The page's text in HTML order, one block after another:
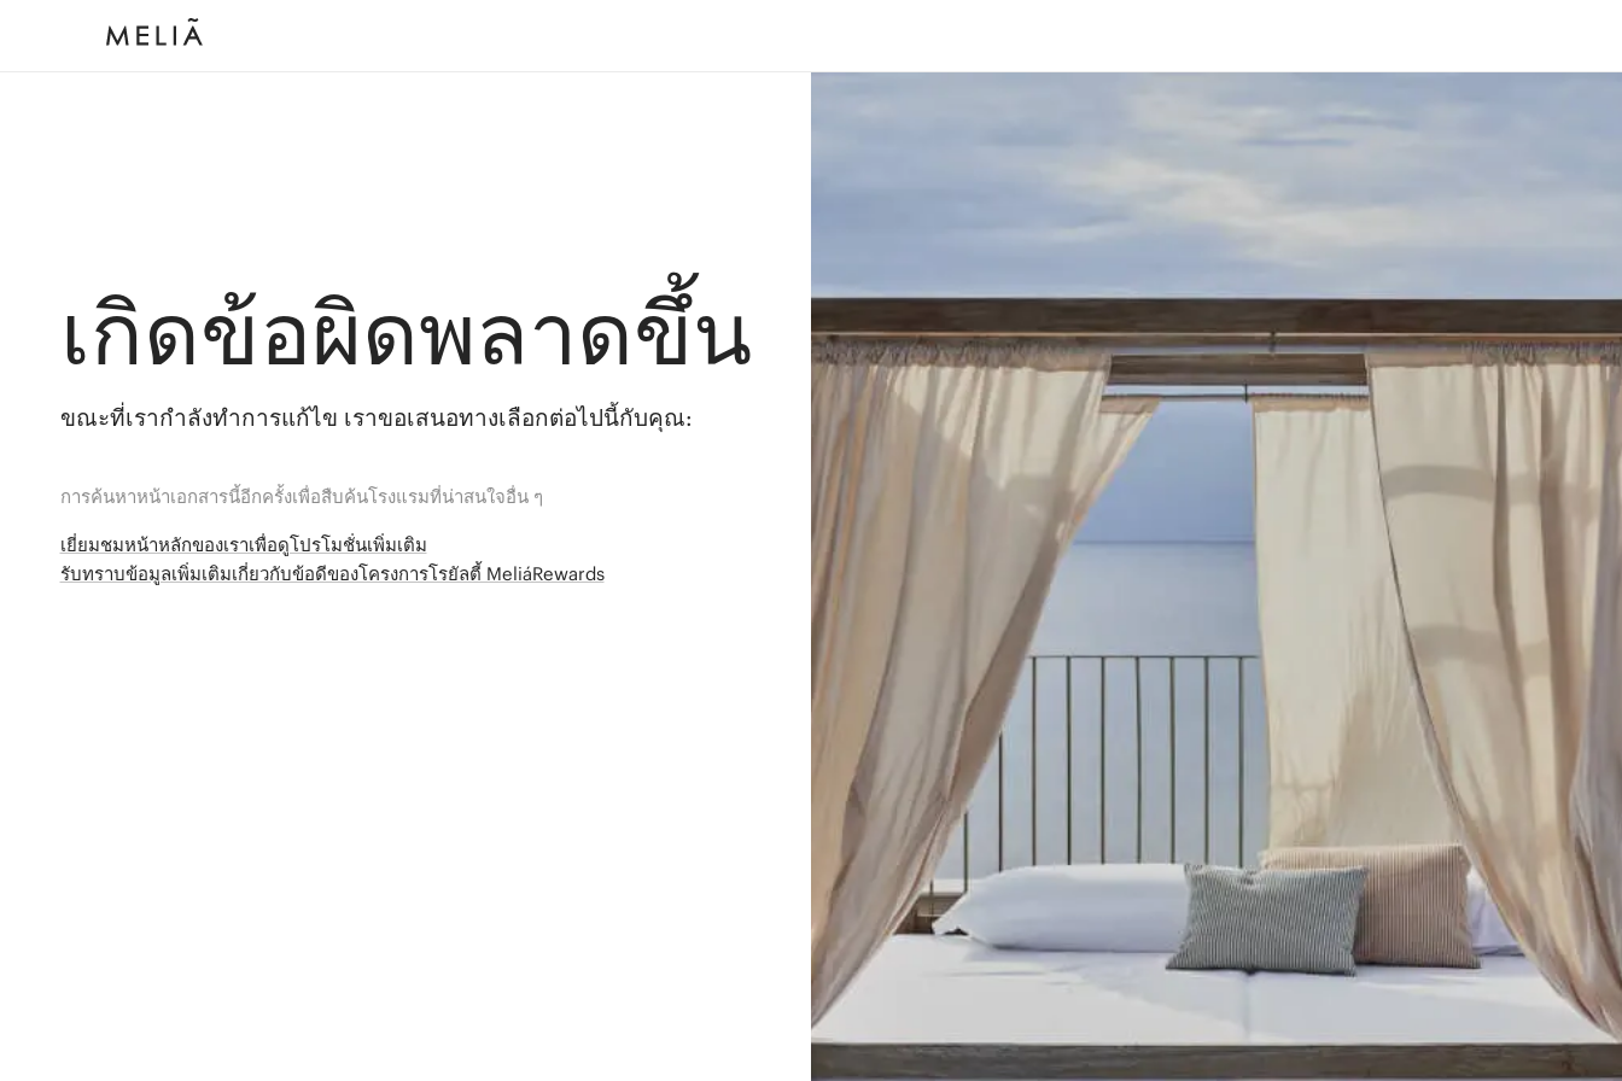
เกิดข้อผิดพลาดขึ้น
ขณะที่เรากำลังทำการแก้ไข เราขอเสนอทางเลือกต่อไปนี้กับคุณ:
การค้นหาหน้าเอกสารนี้อีกครั้งเพื่อสืบค้นโรงแรมที่น่าสนใจอื่น ๆ
เยี่ยมชมหน้าหลักของเราเพื่อดูโปรโมชั่นเพิ่มเติม
รับทราบข้อมูลเพิ่มเติมเกี่ยวกับข้อดีของโครงการโรยัลตี้ MeliáRewards